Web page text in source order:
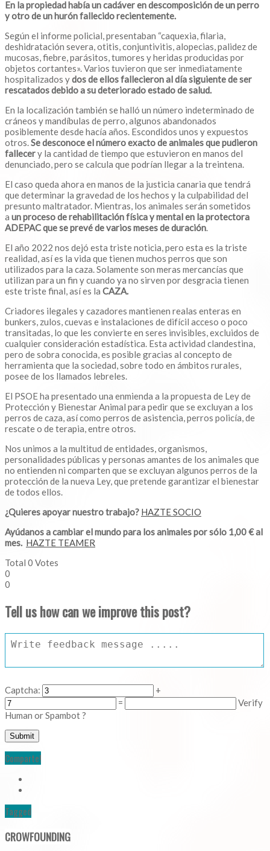
En la propiedad había un cadáver en descomposición de un perro
y otro de un hurón fallecido recientemente.
Según el informe policial, presentaban “caquexia, filaria,
deshidratación severa, otitis, conjuntivitis, alopecias, palidez de
mucosas, fiebre, parásitos, tumores y heridas producidas por
objetos cortantes». Varios tuvieron que ser inmediatamente
hospitalizados ydos de ellos fallecieron al día siguiente de ser
rescatados debido a su deteriorado estado de salud.
En la localización también se halló un número indeterminado de
cráneos y mandíbulas de perro, algunos abandonados
posiblemente desde hacía años. Escondidos unos y expuestos
otros.Se desconoce el número exacto de animales que pudieron
fallecery la cantidad de tiempo que estuvieron en manos del
denunciado, pero se calcula que podrían llegar a la treintena.
El caso queda ahora en manos de la justicia canaria que tendrá
que determinar la gravedad de los hechos y la culpabilidad del
presunto maltratador. Mientras, los animales serán sometidos
a un proceso de rehabilitación física y mental en la protectora
ADEPAC que se prevé de varios meses de duración.
El año 2022 nos dejó esta triste noticia, pero esta es la triste
realidad, así es la vida que tienen muchos perros que son
utilizados para la caza. Solamente son meras mercancías que
utilizan para un fin y cuando ya no sirven por desgracia tienen
este triste final, así es la CAZA.
Criadores ilegales y cazadores mantienen realas enteras en
bunkers, zulos, cuevas e instalaciones de difícil acceso o poco
transitadas, lo que les convierte en seres invisibles, excluidos de
cualquier consideración estadística. Esta actividad clandestina,
pero de sobra conocida, es posible gracias al concepto de
herramienta que la sociedad, sobre todo en ámbitos rurales,
posee de los llamados lebreles.
El PSOE ha presentado una enmienda a la propuesta de Ley de
Protección y Bienestar Animal para pedir que se excluyan a los
perros de caza, así como perros de asistencia, perros policía, de
rescate o de terapia, entre otros.
Nos unimos a la multitud de entidades, organismos,
personalidades públicas y personas amantes de los animales que
no entienden ni comparten que se excluyan algunos perros de la
protección de la nueva Ley, que pretende garantizar el bienestar
de todos ellos.
¿Quieres apoyar nuestro trabajo? HAZTE SOCIO
Ayúdanos a cambiar el mundo para los animales por sólo 1,00 € al
mes. HAZTE TEAMER
Total 0 Votes
0
0
Tell us how can we improve this post?
Captcha:
+
=
Verify
Human or Spambot ?
Comparte!
Tagged
CROWFOUNDING